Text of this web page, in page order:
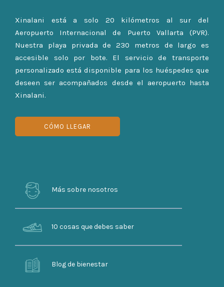
Xinalani está a solo 20 kilómetros al sur del
Aeropuerto Internacional de Puerto Vallarta (PVR).
Nuestra playa privada de 230 metros de largo es
accesible solo por bote. El servicio de transporte
personalizado está disponible para los huéspedes que
deseen ser acompañados desde el aeropuerto hasta
Xinalani.
CÓMO LLEGAR
Más sobre nosotros
10 cosas que debes saber
Blog de bienestar